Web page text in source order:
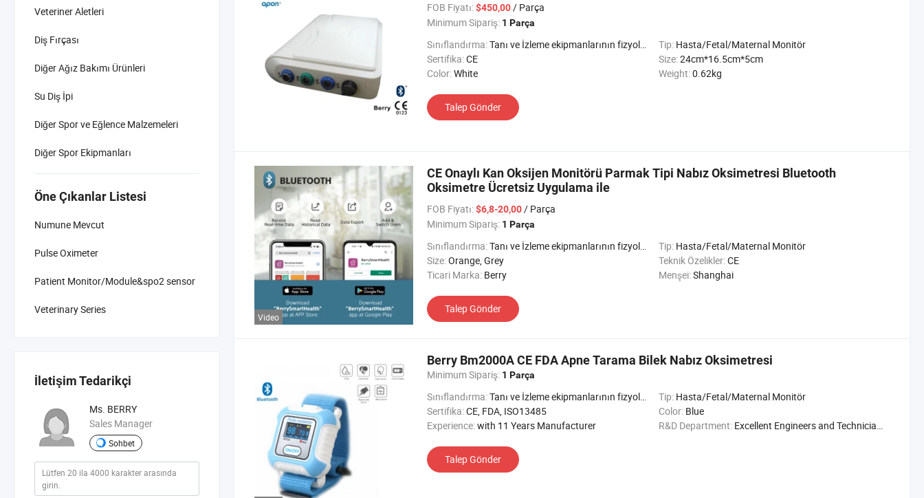
Veteriner Aletleri
Diş Fırçası
Diğer Ağız Bakımı Ürünleri
Su Diş İpi
Diğer Spor ve Eğlence Malzemeleri
Diğer Spor Ekipmanları
Öne Çıkanlar Listesi
Numune Mevcut
Pulse Oximeter
Patient Monitor/Module&spo2 sensor
Veterinary Series
İletişim Tedarikçi
Ms. BERRY
Sales Manager
Sohbet
FOB Fiyatı:$450,00/ Parça
Minimum Sipariş: 1 Parça
Sınıflandırma:Tanı ve İzleme ekipmanlarının fizyolojik İşlevleri Tip: Hasta/Fetal/Maternal Monitör
Sertifika:CE Size:24cm*16.5cm*5cm
Color:White Weight:0.62kg
Talep Gönder
Video
CE Onaylı Kan Oksijen Monitörü Parmak Tipi Nabız Oksimetresi Bluetooth
Oksimetre Ücretsiz Uygulama ile
FOB Fiyatı:$6,8-20,00/ Parça
Minimum Sipariş: 1 Parça
Sınıflandırma:Tanı ve İzleme ekipmanlarının fizyolojik İşlevleri Tip: Hasta/Fetal/Maternal Monitör
Size:Orange, Grey Teknik Özelikler:CE
Ticari Marka: Berry Menşei:Shanghai
Talep Gönder
Berry Bm2000A CE FDA Apne Tarama Bilek Nabız Oksimetresi
Minimum Sipariş: 1 Parça
Sınıflandırma:Tanı ve İzleme ekipmanlarının fizyolojik İşlevleri Tip: Hasta/Fetal/Maternal Monitör
Sertifika:CE, FDA, ISO13485 Color: Blue
Experience:with 11 Years Manufacturer R&D Department: Excellent Engineers and Technicians
Talep Gönder